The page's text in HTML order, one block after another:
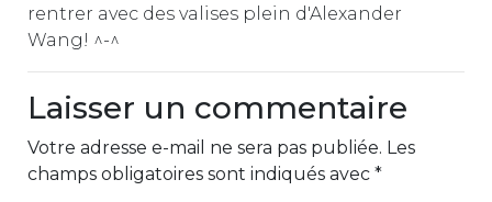
rentrer avec des valises plein d'Alexander
Wang! ^-^
Laisser un commentaire
Votre adresse e-mail ne sera pas publiée. Les
champs obligatoires sont indiqués avec *